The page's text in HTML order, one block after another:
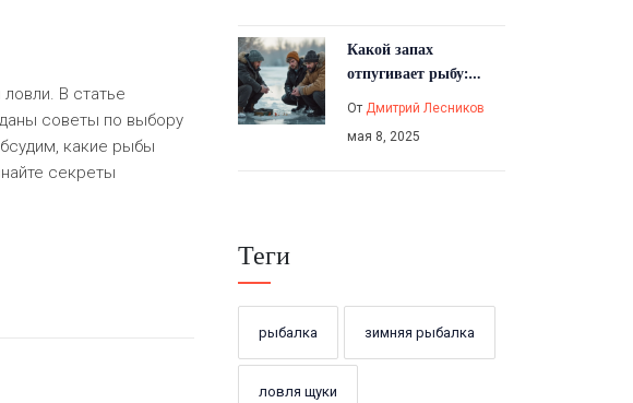
В статье
советы по выбору
какие рыбы
секреты
Какой запах
отпугивает рыбу:
зимней рыбалки
От Дмитрий Лесников
мая 8, 2025
Теги
рыбалка зимняя рыбалка
ловля щуки